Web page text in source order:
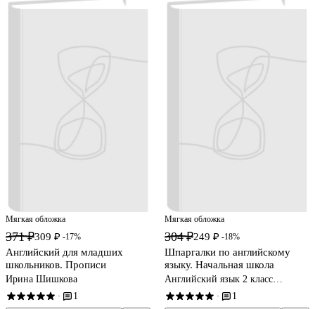
Мягкая обложка
371 ₽309 ₽ -17%
Английский для младших
школьников. Прописи
Ирина Шишкова
· 1
Мягкая обложка
304 ₽249 ₽ -18%
Шпаргалки по английскому
языку. Начальная школа
Английский язык 2 класс
учебные пособия
· 1